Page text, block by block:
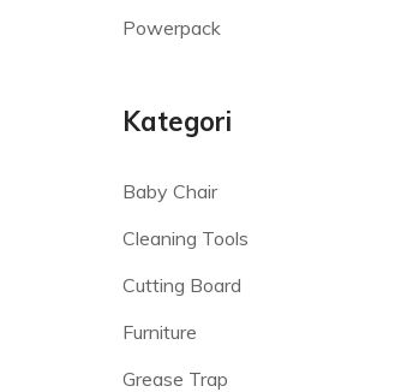
Powerpack
Kategori
Baby Chair
Cleaning Tools
Cutting Board
Furniture
Grease Trap